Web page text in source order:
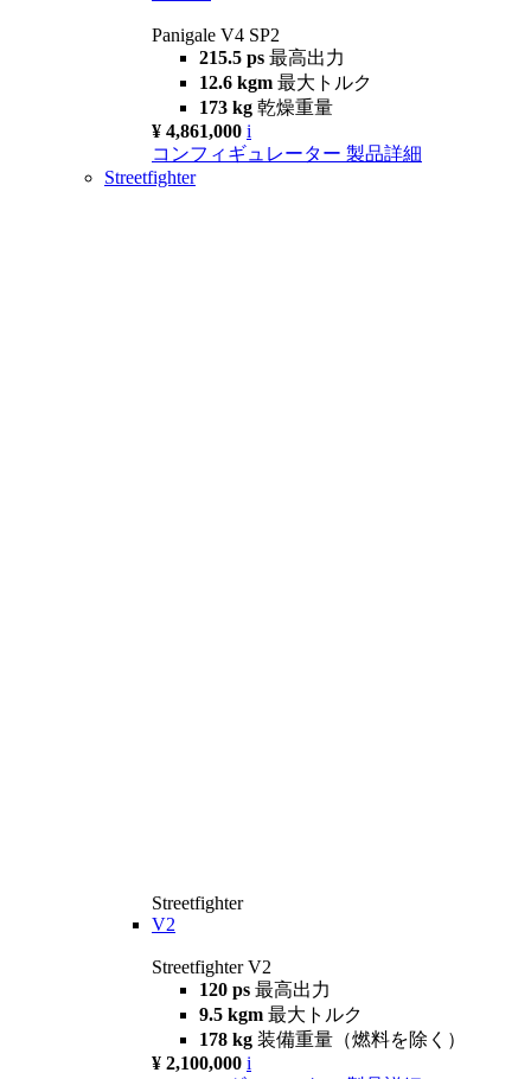
Panigale V4 SP2
215.5 ps 最高出力
12.6 kgm 最大トルク
173 kg 乾燥重量
¥ 4,861,000 i
コンフィギュレーター 製品詳細
Streetfighter
Streetfighter
V2
Streetfighter V2
120 ps 最高出力
9.5 kgm 最大トルク
178 kg 装備重量（燃料を除く）
¥ 2,100,000 i